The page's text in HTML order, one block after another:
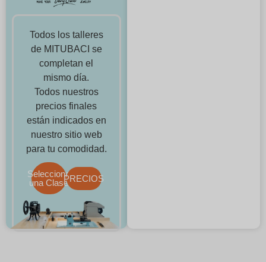
Todos los talleres
de MITUBACI se
completan el
mismo día.
Todos nuestros
precios finales
están indicados en
nuestro sitio web
para tu comodidad.
Selecciona
una ClasePRECIOS